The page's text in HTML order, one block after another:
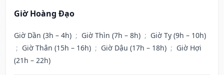
Giờ Hoàng Đạo
Giờ Dần (3h – 4h) ; Giờ Thìn (7h – 8h) ; Giờ Tỵ (9h – 10h)
; Giờ Thân (15h – 16h) ; Giờ Dậu (17h – 18h) ; Giờ Hợi
(21h – 22h)